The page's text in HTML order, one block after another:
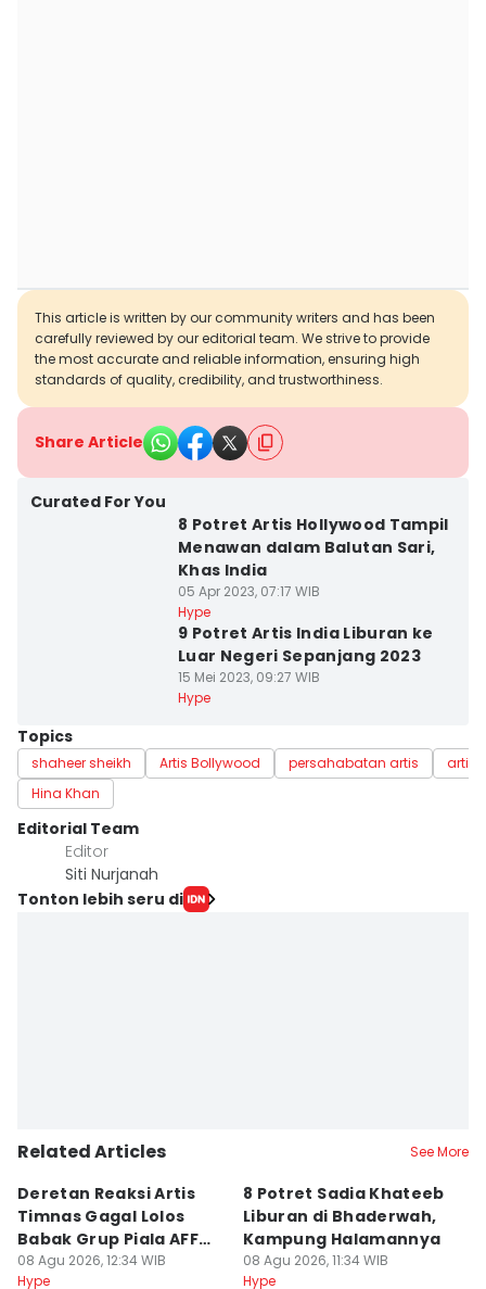
This article is written by our community writers and has been
carefully reviewed by our editorial team. We strive to provide
the most accurate and reliable information, ensuring high
standards of quality, credibility, and trustworthiness.
Share Article
Curated For You
8 Potret Artis Hollywood Tampil
Menawan dalam Balutan Sari,
Khas India
05 Apr 2023, 07:17 WIB
Hype
9 Potret Artis India Liburan ke
Luar Negeri Sepanjang 2023
15 Mei 2023, 09:27 WIB
Hype
Topics
shaheer sheikh Artis Bollywood persahabatan artis
artis
Hina Khan
Editorial Team
Editor
Siti Nurjanah
Tonton lebih seru di
Related Articles See More
Deretan Reaksi Artis
Timnas Gagal Lolos
Babak Grup Piala AFF
2026
08 Agu 2026, 12:34 WIB
Hype
8 Potret Sadia Khateeb
Liburan di Bhaderwah,
Kampung Halamannya
08 Agu 2026, 11:34 WIB
Hype